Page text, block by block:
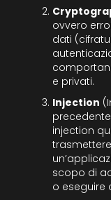
ovvero
dati
e privati.
Injection
injection
scopo di
o eseguire